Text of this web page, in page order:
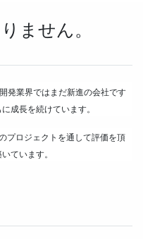
ません。
発業界ではまだ新進の会社です
成長を続けています。
プロジェクトを通して評価を頂
ています。